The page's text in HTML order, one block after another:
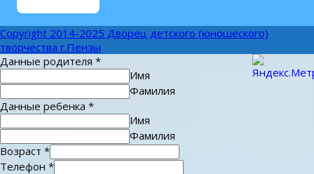
Copyright 2014-2025 Дворец детского (юношеского)
творчества г.Пензы
Данные родителя *
Имя
Фамилия
Данные ребенка *
Имя
Фамилия
Возраст *
Телефон *